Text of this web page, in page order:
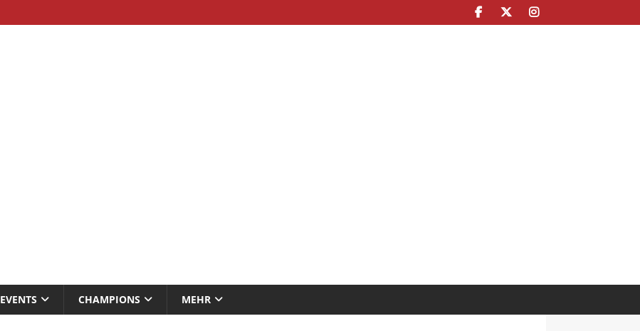
EVENTS CHAMPIONS MEHR